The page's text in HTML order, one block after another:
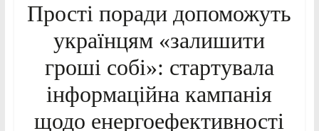
Прості поради допоможуть
українцям «залишити
гроші собі»: стартувала
інформаційна кампанія
щодо енергоефективності